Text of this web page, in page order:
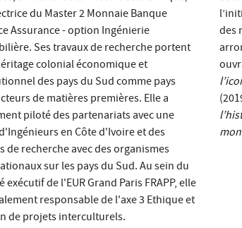
du Master 2 Monnaie Banque
Assurance - option Ingénierie
Ses travaux de recherche portent
colonial économique et
des pays du Sud comme pays
de matières premières. Elle a
piloté des partenariats avec une
en Côte d'Ivoire et des
de recherche avec des organismes
sur les pays du Sud. Au sein du
exécutif de l'EUR Grand Paris FRAPP, elle
responsable de l'axe 3 Ethique et
de projets interculturels.
des